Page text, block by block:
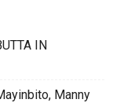
IN
Manny